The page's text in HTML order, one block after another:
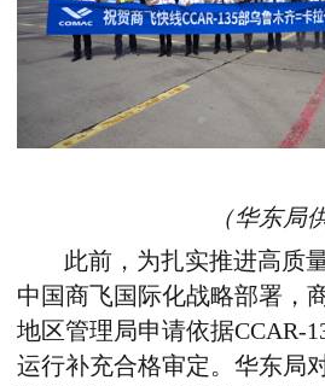
（华东局
此前， 为扎实推进高质
中国商飞国际化战略部署 ，
地区管理局申请依据CCAR-
运行补充合格审定。华东局